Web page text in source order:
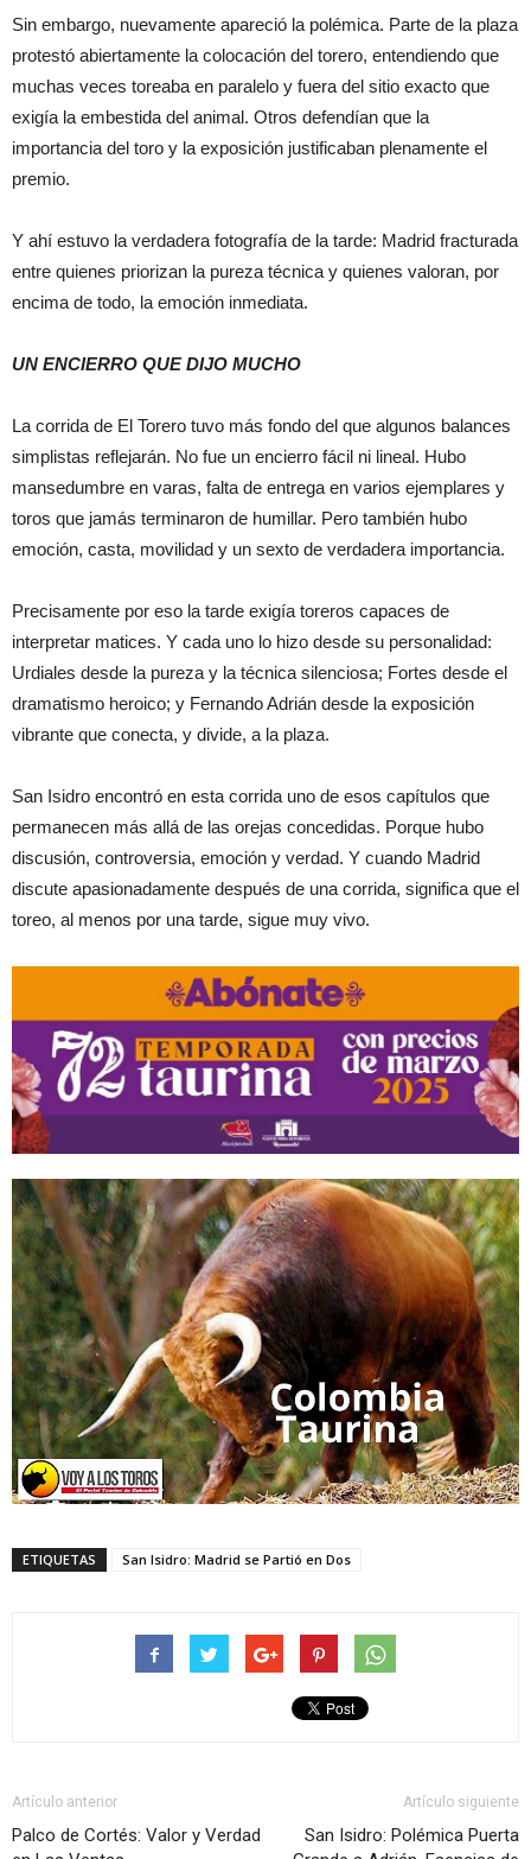
Sin embargo, nuevamente apareció la polémica. Parte de la plaza
protestó abiertamente la colocación del torero, entendiendo que
muchas veces toreaba en paralelo y fuera del sitio exacto que
exigía la embestida del animal. Otros defendían que la
importancia del toro y la exposición justificaban plenamente el
premio.
Y ahí estuvo la verdadera fotografía de la tarde: Madrid fracturada
entre quienes priorizan la pureza técnica y quienes valoran, por
encima de todo, la emoción inmediata.
UN ENCIERRO QUE DIJO MUCHO
La corrida de El Torero tuvo más fondo del que algunos balances
simplistas reflejarán. No fue un encierro fácil ni lineal. Hubo
mansedumbre en varas, falta de entrega en varios ejemplares y
toros que jamás terminaron de humillar. Pero también hubo
emoción, casta, movilidad y un sexto de verdadera importancia.
Precisamente por eso la tarde exigía toreros capaces de
interpretar matices. Y cada uno lo hizo desde su personalidad:
Urdiales desde la pureza y la técnica silenciosa; Fortes desde el
dramatismo heroico; y Fernando Adrián desde la exposición
vibrante que conecta, y divide, a la plaza.
San Isidro encontró en esta corrida uno de esos capítulos que
permanecen más allá de las orejas concedidas. Porque hubo
discusión, controversia, emoción y verdad. Y cuando Madrid
discute apasionadamente después de una corrida, significa que el
toreo, al menos por una tarde, sigue muy vivo.
ETIQUETAS San Isidro: Madrid se Partió en Dos
Artículo anterior
Palco de Cortés: Valor y Verdad
Artículo siguiente
San Isidro: Polémica Puerta